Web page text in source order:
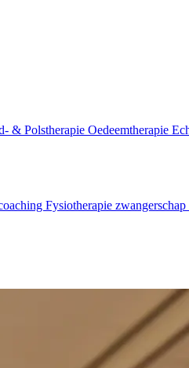
& Polstherapie Oedeemtherapie
Fysiotherapie zwangerschap